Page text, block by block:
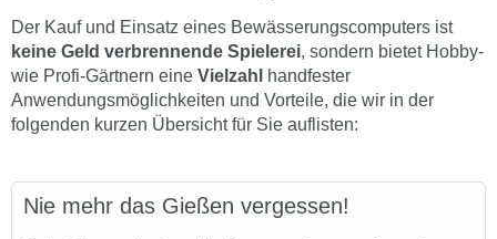
Der Kauf und Einsatz eines Bewässerungscomputers ist
keine Geld verbrennende Spielerei, sondern bietet Hobby-
wie Profi-Gärtnern eine Vielzahl
handfester
Anwendungsmöglichkeiten und Vorteile, die wir in der
folgenden kurzen Übersicht für Sie auflisten:
Nie mehr das Gießen vergessen!